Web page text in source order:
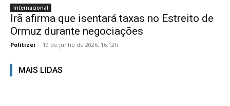
Internacional
Irã afirma que isentará taxas no Estreito de
Ormuz durante negociações
Politizei - 19 de junho de 2026, 16:12h
MAIS LIDAS